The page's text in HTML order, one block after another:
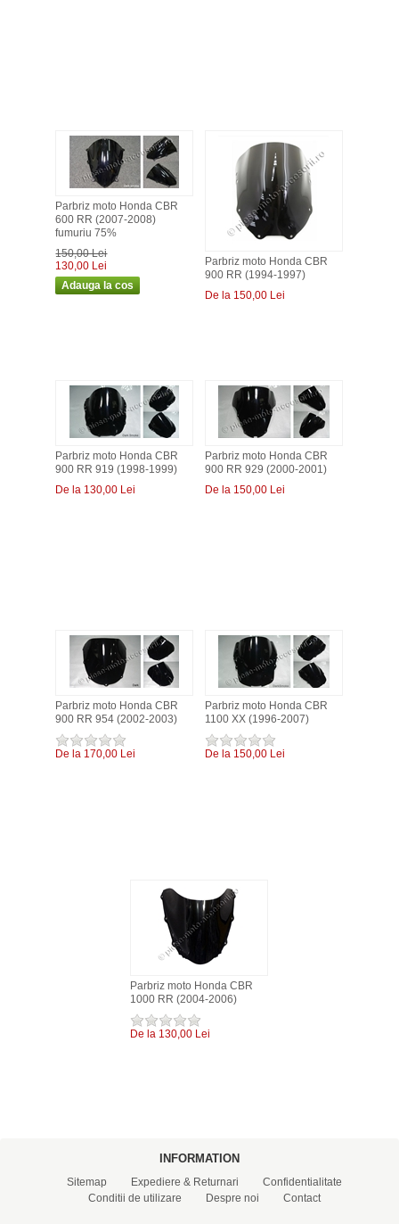
Parbriz moto Honda CBR
600 RR (2007-2008)
fumuriu 75%
150,00 Lei
130,00 Lei
Parbriz moto Honda CBR
900 RR (1994-1997)
De la 150,00 Lei
Parbriz moto Honda CBR
900 RR 919 (1998-1999)
De la 130,00 Lei
Parbriz moto Honda CBR
900 RR 929 (2000-2001)
De la 150,00 Lei
Parbriz moto Honda CBR
900 RR 954 (2002-2003)
De la 170,00 Lei
Parbriz moto Honda CBR
1100 XX (1996-2007)
De la 150,00 Lei
Parbriz moto Honda CBR
1000 RR (2004-2006)
De la 130,00 Lei
INFORMATION
Sitemap Expediere & Returnari
Confidentialitate
Conditii de utilizare
Despre noi Contact